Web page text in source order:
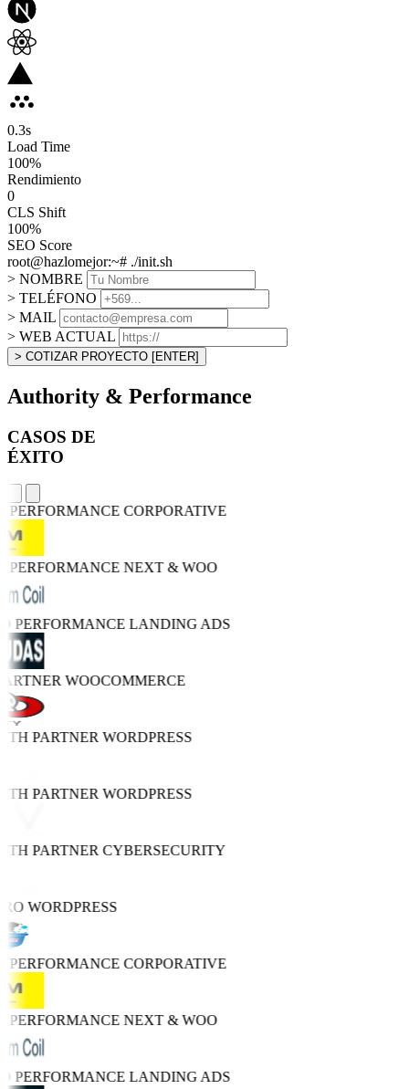
0.3s
Load Time
100%
Rendimiento
0
CLS Shift
100%
SEO Score
root@hazlomejor:~# ./init.sh
> NOMBRE
> TELÉFONO
> MAIL
> WEB ACTUAL
> COTIZAR PROYECTO [ENTER]
Authority & Performance
CASOS DE
ÉXITO
CORPORATIVE
NEXT & WOO
PERFORMANCELANDING ADS
WOOCOMMERCE
PARTNERWORDPRESS
PARTNERWORDPRESS
PARTNERCYBERSECURITY
WORDPRESS
CORPORATIVE
NEXT & WOO
PERFORMANCELANDING ADS